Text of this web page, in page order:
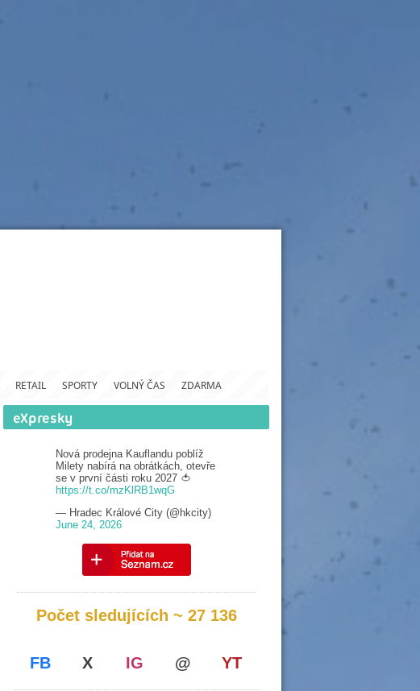
RETAIL SPORTY VOLNÝ ČAS ZDARMA
Nová prodejna Kauflandu poblíž
Milety nabírá na obrátkách, otevře
se v první části roku 2027 🍅
https://t.co/mzKlRB1wqG
— Hradec Králové City (@hkcity)
June 24, 2026
Počet sledujících ~ 27 136
FB X IG @ YT